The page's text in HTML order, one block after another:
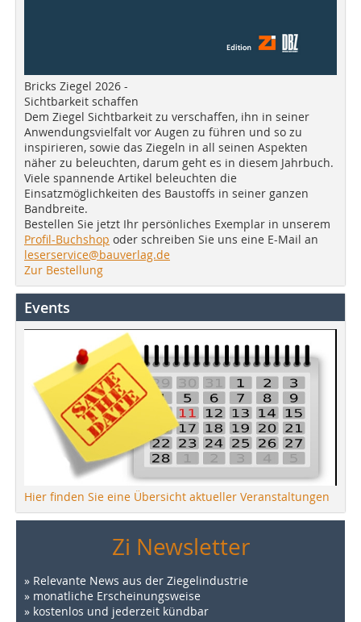
Bricks Ziegel 2026 -
Sichtbarkeit schaffen
Dem Ziegel Sichtbarkeit zu verschaffen, ihn in seiner
Anwendungsvielfalt vor Augen zu führen und so zu
inspirieren, sowie das Ziegeln in all seinen Aspekten
näher zu beleuchten, darum geht es in diesem Jahrbuch.
Viele spannende Artikel beleuchten die
Einsatzmöglichkeiten des Baustoffs in seiner ganzen
Bandbreite.
Bestellen Sie jetzt Ihr persönliches Exemplar in unserem
Profil-Buchshop oder schreiben Sie uns eine E-Mail an
leserservice@bauverlag.de
Zur Bestellung
Events
Hier finden Sie eine Übersicht aktueller Veranstaltungen
Zi Newsletter
» Relevante News aus der Ziegelindustrie
» monatliche Erscheinungsweise
» kostenlos und jederzeit kündbar